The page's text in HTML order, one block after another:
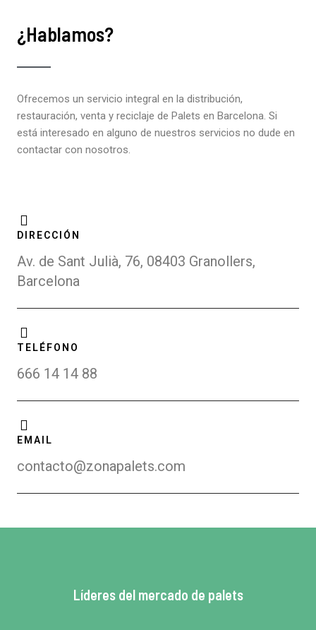
¿Hablamos?
Ofrecemos un servicio integral en la distribución,
restauración, venta y reciclaje de Palets en Barcelona. Si
está interesado en alguno de nuestros servicios no dude en
contactar con nosotros.
DIRECCIÓN
Av. de Sant Julià, 76, 08403 Granollers,
Barcelona
TELÉFONO
666 14 14 88
EMAIL
contacto@zonapalets.com
Líderes del mercado de palets